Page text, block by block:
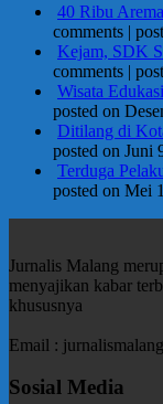
40 Ribu
comments |
Kejam, SDK
comments |
Wisata
posted on
Ditilang di
posted on Juni
Terduga
posted on Mei
Jurnalis Malang
menyajikan kabar
khususnya
Email :
Sosial Media